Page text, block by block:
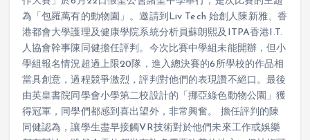
作大賽」於6月22日假聖公會諸聖中學舉行，是次比賽的主題
為「包羅萬有的動物園」。邀請到Liv Tech 始創人陳新雅、香
港都會大學護理及健康學院系統分析員蘇朗熙及ITPA香港I.T.
人協會幹事陳同健擔任評判。今次比賽中學組未能開辦，但小
學組報名情況超過上限20隊，進入總決賽的6所學校的作品相
當具創意，過程競爭激烈，評判對他們的表現讚不絕口。最後
由英皇書院同學會小學第二校設計的「挪亞綠色動物公園」獲
得冠軍，同學們都感到喜出望外，非常興奮。 擔任評判的陳
同健認為，讓學生盡早接觸VR技術對於他們未來工作或娛樂